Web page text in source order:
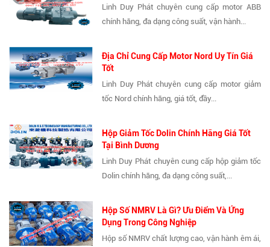
Linh Duy Phát chuyên cung cấp motor ABB
chính hãng, đa dạng công suất, vận hành...
Địa Chỉ Cung Cấp Motor Nord Uy Tín Giá
Tốt
Linh Duy Phát chuyên cung cấp motor giảm
tốc Nord chính hãng, giá tốt, đầy...
Hộp Giảm Tốc Dolin Chính Hãng Giá Tốt
Tại Bình Dương
Linh Duy Phát chuyên cung cấp hộp giảm tốc
Dolin chính hãng, đa dạng công suất,...
Hộp Số NMRV Là Gì? Ưu Điểm Và Ứng
Dụng Trong Công Nghiệp
Hộp số NMRV chất lượng cao, vận hành êm ái,